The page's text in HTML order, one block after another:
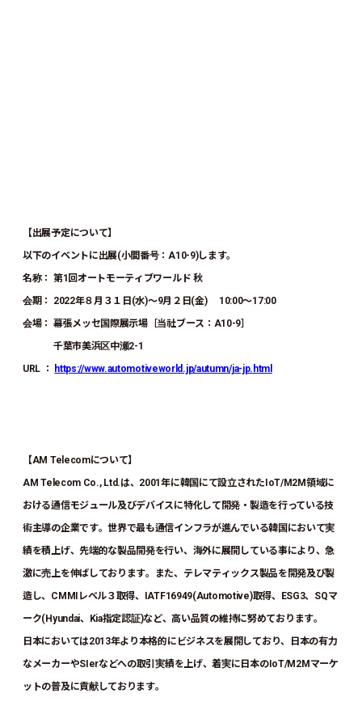
【出展予定について】
以下のイベントに出展(小間番号：A10-9)します。
名称： 第1回オートモーティブワールド 秋
会期： 2022年８月３１日(水)～9月２日(金) 10:00～17:00
会場： 幕張メッセ国際展示場［当社ブース：A10-9］
千葉市美浜区中瀬2-1
URL ：
https://www.automotiveworld.jp/autumn/ja-jp.html
【AM Telecomについて】
AM Telecom Co., Ltd.は、2001年に韓国にて設立されたIoT/M2M領域に
おける通信モジュール及びデバイスに特化して開発・製造を行っている技
術主導の企業です。世界で最も通信インフラが進んでいる韓国において実
績を積上げ、先端的な製品開発を行い、海外に展開している事により、急
激に売上を伸ばしております。また、テレマティックス製品を開発及び製
造し、CMMIレベル３取得、IATF16949(Automotive)取得、ESG3、SQマ
ーク(Hyundai、Kia指定認証)など、高い品質の維持に努めております。
日本においては2013年より本格的にビジネスを展開しており、日本の有力
なメーカーやSIerなどへの取引実績を上げ、着実に日本のIoT/M2Mマーケ
ットの普及に貢献しております。